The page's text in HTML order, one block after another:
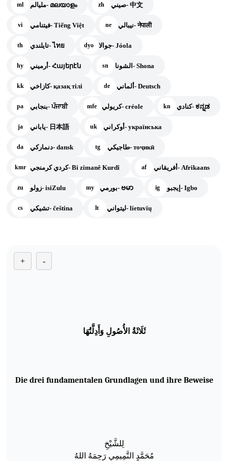
ml مليالم- മലയാളം zh صيني- 中文
vi فيتنامي- Tiếng Việt ne نيبالي- नेपाली
th تايلندي- ไทย dyo جوالا- Jóola
hy أرميني- Հայերէն sn الشونا- Shona
kk كازاخي- қазақ тілі de ألماني- Deutsch
pa بنجابي- ਪੰਜਾਬੀ mfe كريولي- créole kn كنادي- ಕನ್ನಡ
ja ياباني- 日本語 uk أوكراني- українська
da دنماركي- dansk tg طاجيكي- тоҷикӣ
kmr كردي كرمنجي- Bi zimanê Kurdî af أفريقاني- Afrikaans
zu زولو- isiZulu my بورمي- ဗမာ ig إيجبو- Igbo
cs تشيكي- čeština lt ليتواني- lietuvių
+ -
ثَلَاثَةُ الأُصُولِ وَأَدِلَّتُهَا
Die drei fundamentalen Grundlagen und ihre Beweise
لِلشيخ
محمد التميمي رحمه الله